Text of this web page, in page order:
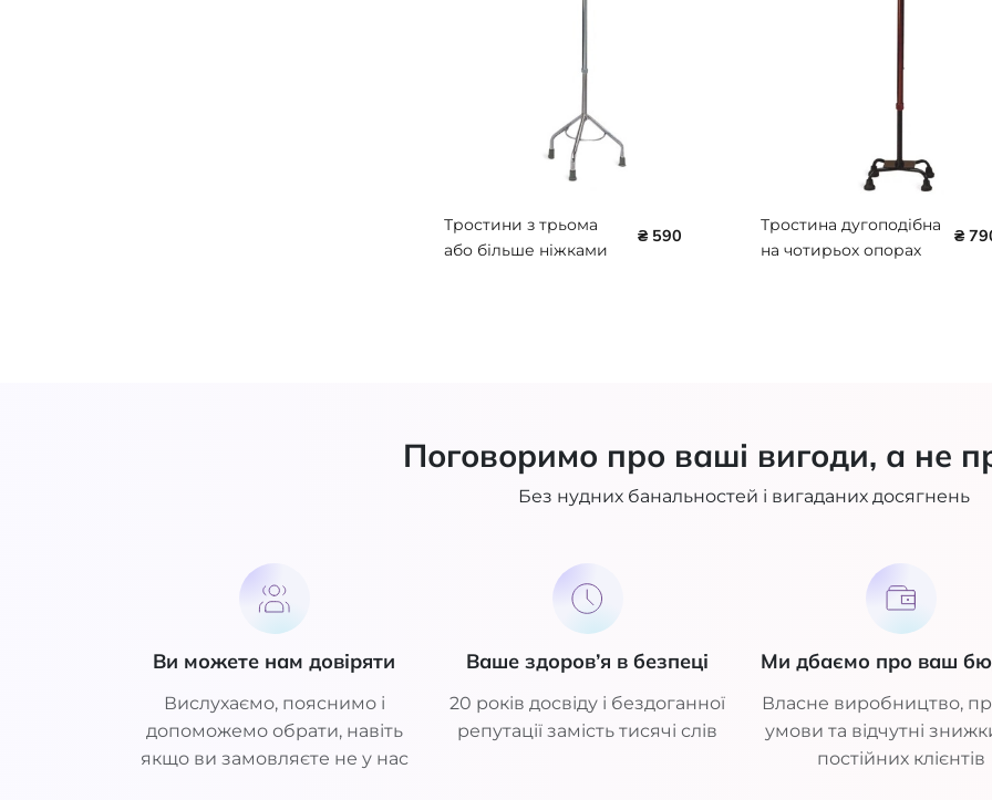
Тростини з трьома
або більше ніжками
₴ 590
Тростина дугоподібна
на чотирьох опорах
₴
Поговоримо про ваші вигоди, а не
Без нудних банальностей і вигаданих досягнень
Ви можете нам довіряти
Вислухаємо, пояснимо і
допоможемо обрати, навіть
якщо ви замовляєте не у нас
Ваше здоров’я в безпеці
20 років досвіду і бездоганної
репутації замість тисячі слів
Ми дбаємо про ваш
Власне виробництво,
умови та відчутні
постійних клієнтів